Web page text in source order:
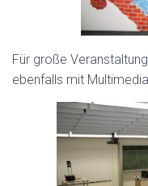
Für große
ebenfalls mit